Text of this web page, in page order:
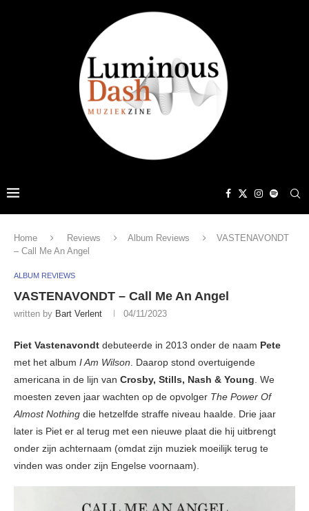
Home Reviews Album Reviews
VASTENAVONDT
– Call Me An Angel
ALBUM REVIEWS
VASTENAVONDT – Call Me An Angel
written by Bart Verlent 04/11/2023
Piet Vastenavondt debuteerde in 2013 onder de naam Pete
met het album I Am Wilson. Daarop stond overtuigende
americana in de lijn van Crosby, Stills, Nash & Young. We
moesten zeven jaar wachten op de opvolger The Power Of
Almost Nothing die hetzelfde straffe niveau haalde. Drie jaar
later is Piet er al terug met een nieuwe plaat die hij uitbrengt
onder zijn achternaam (omdat zijn muziek moeilijk terug te
vinden was onder zijn Engelse voornaam).